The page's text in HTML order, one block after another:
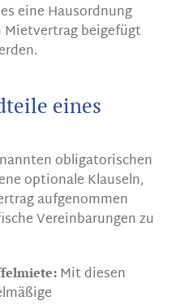
eine Hausordnung
Mietvertrag beigefügt
eines
obligatorischen
optionale Klauseln,
aufgenommen
Vereinbarungen zu
Mit diesen